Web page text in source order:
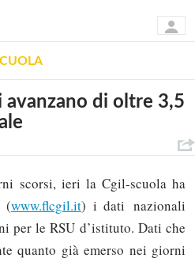
avanzano di oltre 3,5
scorsi, ieri la Cgil-scuola ha
(www.flcgil.it) i dati nazionali
per le RSU d’istituto. Dati che
quanto già emerso nei giorni